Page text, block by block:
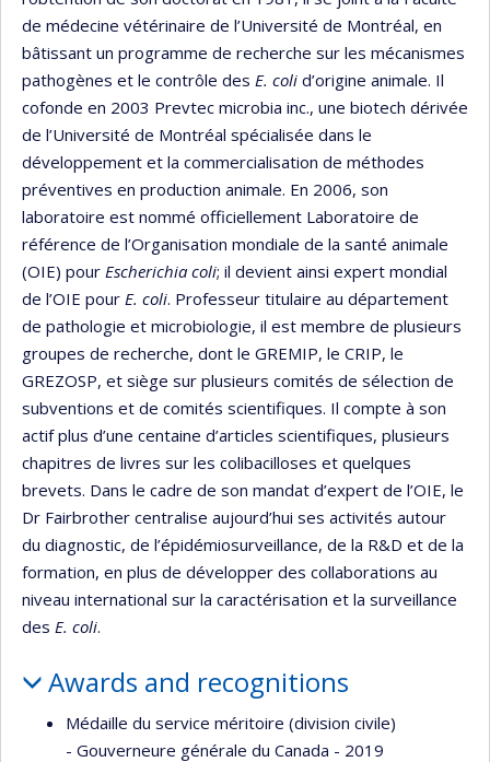
de médecine vétérinaire de l’Université de Montréal, en
bâtissant un programme de recherche sur les mécanismes
pathogènes et le contrôle des E. coli d’origine animale. Il
cofonde en 2003 Prevtec microbia inc., une biotech dérivée
de l’Université de Montréal spécialisée dans le
développement et la commercialisation de méthodes
préventives en production animale. En 2006, son
laboratoire est nommé officiellement Laboratoire de
référence de l’Organisation mondiale de la santé animale
(OIE) pour Escherichia coli; il devient ainsi expert mondial
de l’OIE pour E. coli. Professeur titulaire au département
de pathologie et microbiologie, il est membre de plusieurs
groupes de recherche, dont le GREMIP, le CRIP, le
GREZOSP, et siège sur plusieurs comités de sélection de
subventions et de comités scientifiques. Il compte à son
actif plus d’une centaine d’articles scientifiques, plusieurs
chapitres de livres sur les colibacilloses et quelques
brevets. Dans le cadre de son mandat d’expert de l’OIE, le
Dr Fairbrother centralise aujourd’hui ses activités autour
du diagnostic, de l’épidémiosurveillance, de la R&D et de la
formation, en plus de développer des collaborations au
niveau international sur la caractérisation et la surveillance
des E. coli.
Awards and recognitions
Médaille du service méritoire (division civile)
- Gouverneure générale du Canada - 2019